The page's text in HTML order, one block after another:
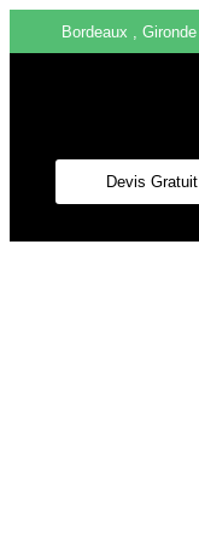
Bordeaux , Gironde
Devis Gratuit